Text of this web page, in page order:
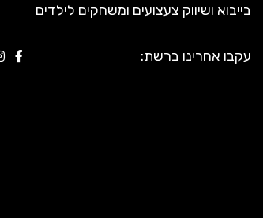
בייבוא ושיווק צעצועים ומשחקים לילדים
עקבו אחרינו ברשת: